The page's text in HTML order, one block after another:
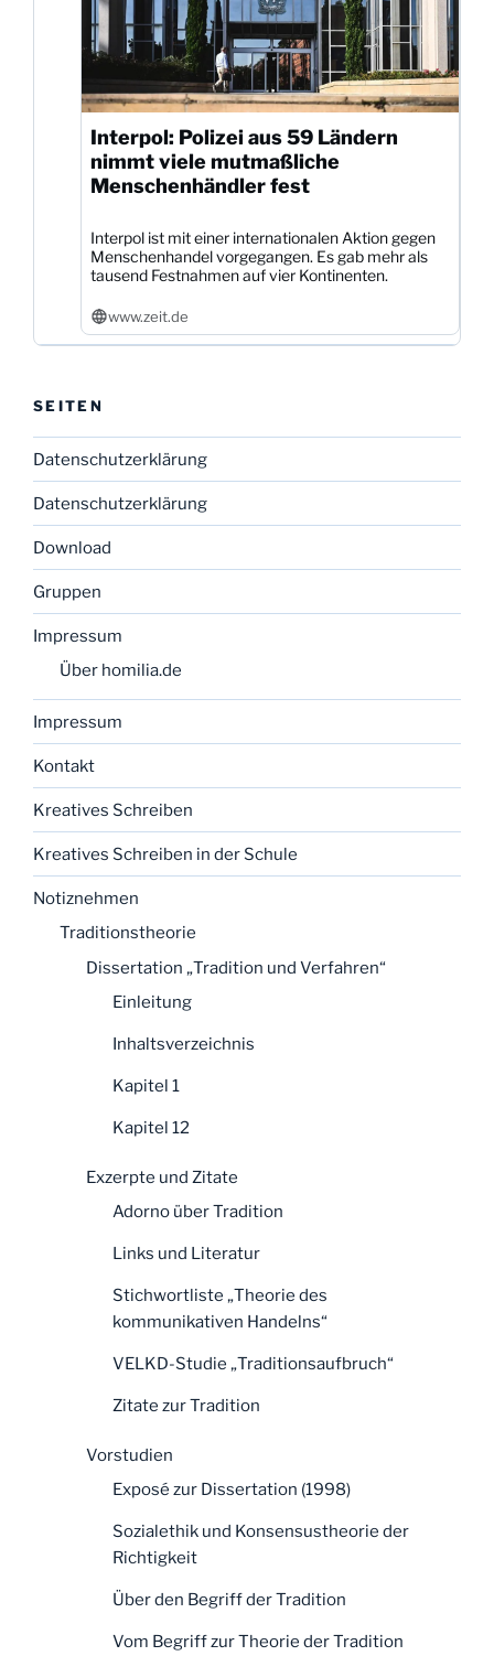
Interpol: Polizei aus 59 Ländern
nimmt viele mutmaßliche
Menschenhändler fest
Interpol ist mit einer internationalen Aktion gegen
Menschenhandel vorgegangen. Es gab mehr als
tausend Festnahmen auf vier Kontinenten.
www.zeit.de
SEITEN
Datenschutzerklärung
Datenschutzerklärung
Download
Gruppen
Impressum
Über homilia.de
Impressum
Kontakt
Kreatives Schreiben
Kreatives Schreiben in der Schule
Notiznehmen
Traditionstheorie
Dissertation „Tradition und Verfahren“
Einleitung
Inhaltsverzeichnis
Kapitel 1
Kapitel 12
Exzerpte und Zitate
Adorno über Tradition
Links und Literatur
Stichwortliste „Theorie des
kommunikativen Handelns“
VELKD-Studie „Traditionsaufbruch“
Zitate zur Tradition
Vorstudien
Exposé zur Dissertation (1998)
Sozialethik und Konsensustheorie der
Richtigkeit
Über den Begriff der Tradition
Vom Begriff zur Theorie der Tradition